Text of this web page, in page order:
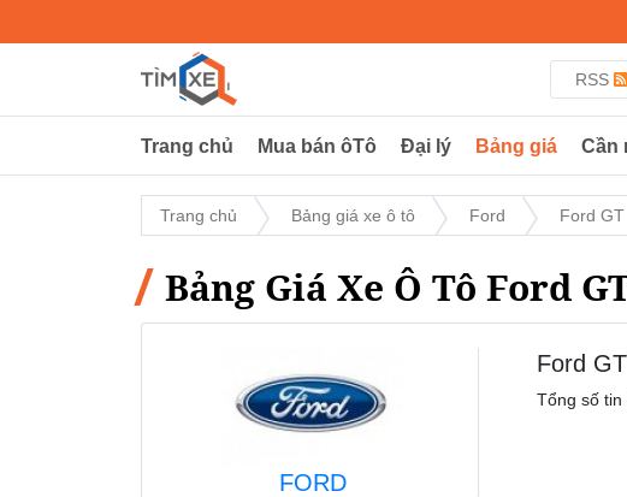
RSS
Trang chủ Mua bán ôTô Đại lý Bảng giá Cần
Trang chủ Bảng giá xe ô tô Ford Ford GT
Bảng Giá Xe Ô Tô Ford
FORD
Ford GT
Tổng số tin